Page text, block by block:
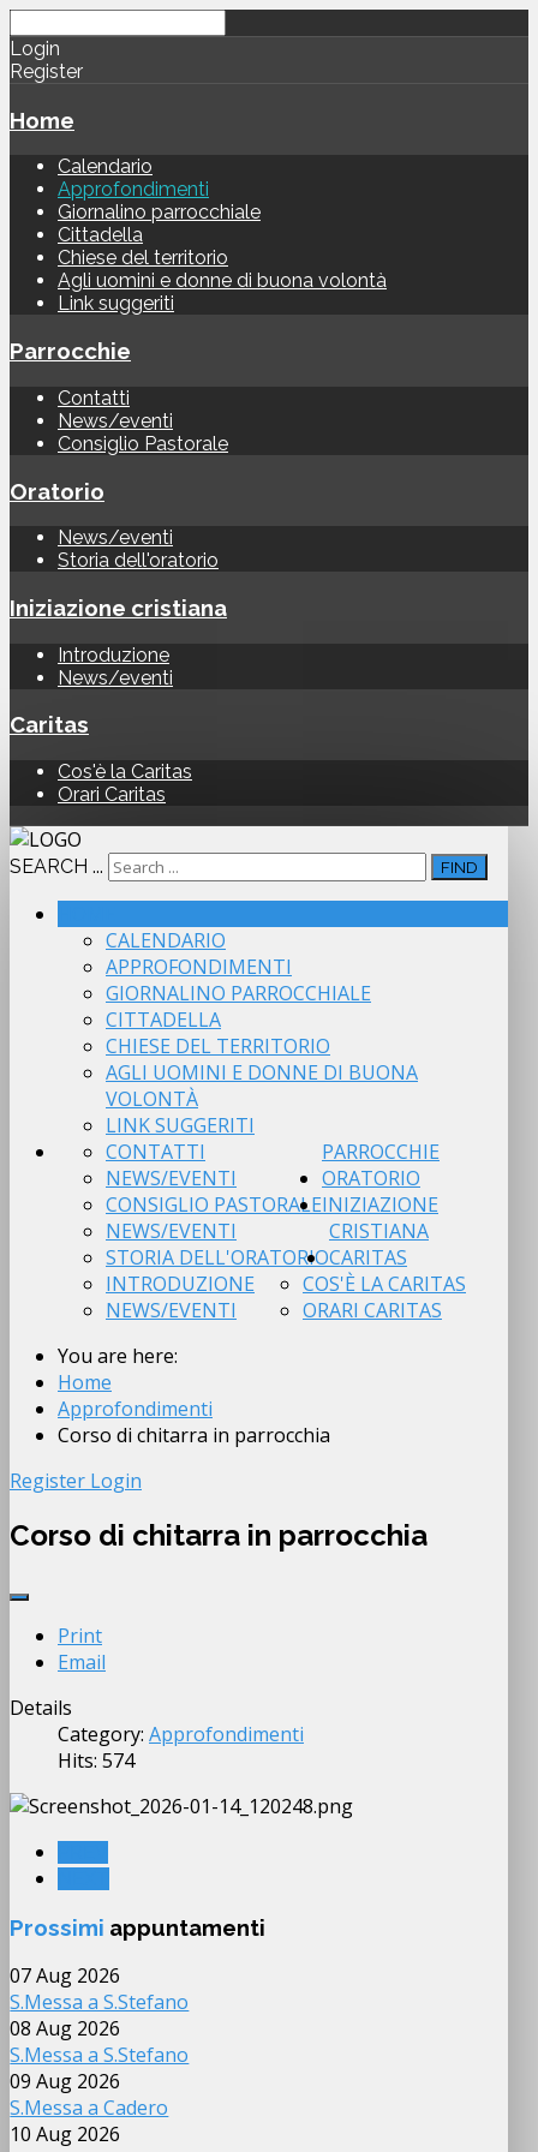
Login
Register
Home
Calendario
Approfondimenti
Giornalino parrocchiale
Cittadella
Chiese del territorio
Agli uomini e donne di buona volontà
Link suggeriti
Parrocchie
Contatti
News/eventi
Consiglio Pastorale
Oratorio
News/eventi
Storia dell'oratorio
Iniziazione cristiana
Introduzione
News/eventi
Caritas
Cos'è la Caritas
Orari Caritas
SEARCH ... FIND
CALENDARIO
APPROFONDIMENTI
GIORNALINO PARROCCHIALE
CITTADELLA
CHIESE DEL TERRITORIO
AGLI UOMINI E DONNE DI BUONA
VOLONTÀ
LINK SUGGERITI
PARROCCHIE
CONTATTI
NEWS/EVENTI
CONSIGLIO PASTORALE
ORATORIO
NEWS/EVENTI
STORIA DELL'ORATORIO
INIZIAZIONE
CRISTIANA
INTRODUZIONE
NEWS/EVENTI
CARITAS
COS'È LA CARITAS
ORARI CARITAS
You are here:
Home
Approfondimenti
Corso di chitarra in parrocchia
Register Login
Corso di chitarra in parrocchia
Print
Email
Details
Category: Approfondimenti
Hits: 574
Prossimi appuntamenti
07 Aug 2026
S.Messa a S.Stefano
08 Aug 2026
S.Messa a S.Stefano
09 Aug 2026
S.Messa a Cadero
10 Aug 2026